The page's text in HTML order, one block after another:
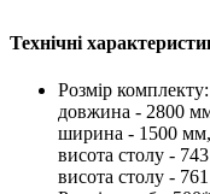
Технічні
Розмір комплекту:
довжина - 2800
ширина - 1500 мм,
висота столу -
висота столу -